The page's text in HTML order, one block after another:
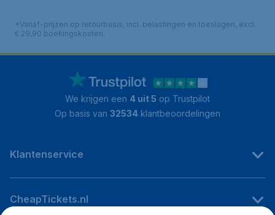
*Vanaf-prijzen op retourbasis, incl. belastingen en toeslagen, excl.
€ 29,90 boekingskosten.
We krijgen een 4 uit 5 op Trustpilot
Op basis van 32534 klantbeoordelingen
Klantenservice
CheapTickets.nl